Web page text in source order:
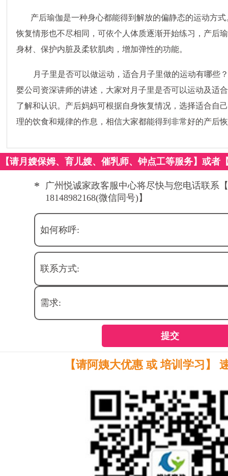
产后瑜伽是一种身心都能得到解放的偏静态的运动方
恢复情形也不尽相同，可依个人体质逐渐开始练习，产后
身材、保护内脏及柔软肌肉，增加弹性的功能。
月子里是否可以做运动，适合月子里做的运动有哪些
婴公司 资深讲师的讲述，大家对月子里是否可以运动及适
了解和认识。产后妈妈可根据自身恢复情况，选择适合自
理的饮食和规律的作息，相信大家都能得到非常好的产后
【请月嫂保姆、育儿嫂、催乳师、钟点工等服务】或者
*
广州悦诚家政客服中心将尽快与您电话联系
18148982168(微信同号)】
如何称呼:
联系方式:
需求:
提交
【请阿姨大优惠 或 培训学习】